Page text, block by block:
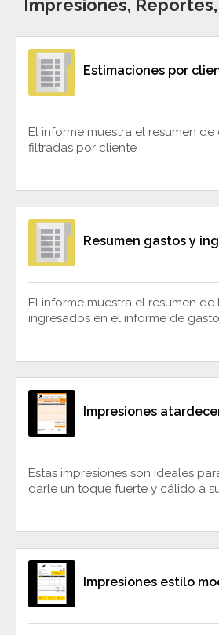
Impresiones,
Estimaciones por
El informe muestra el resumen de
filtradas por cliente
Resumen gastos y
El informe muestra el resumen de
ingresados en el informe de
Impresiones
Estas impresiones son ideales
darle un toque fuerte y cálido a
Impresiones estilo